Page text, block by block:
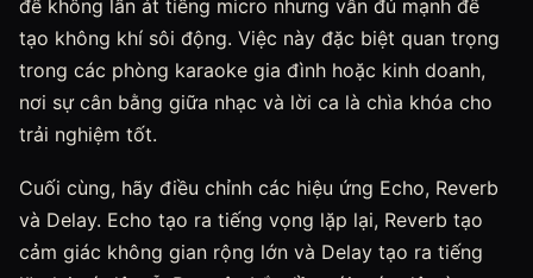
để không lấn át tiếng micro nhưng vẫn đủ mạnh để
tạo không khí sôi động. Việc này đặc biệt quan trọng
trong các phòng karaoke gia đình hoặc kinh doanh,
nơi sự cân bằng giữa nhạc và lời ca là chìa khóa cho
trải nghiệm tốt.
Cuối cùng, hãy điều chỉnh các hiệu ứng Echo, Reverb
và Delay. Echo tạo ra tiếng vọng lặp lại, Reverb tạo
cảm giác không gian rộng lớn và Delay tạo ra tiếng